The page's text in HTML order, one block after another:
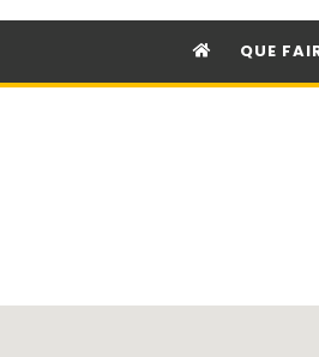
QUE